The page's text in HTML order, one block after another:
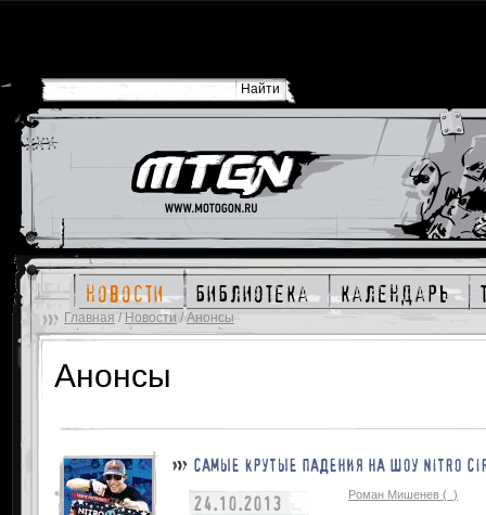
новости библиотека календарь
Главная / Новости /Анонсы
Анонсы
САМЫЕ КРУТЫЕ ПАДЕНИЯ НА ШОУ NITRO
24.10.2013 Роман Мишенев (_)